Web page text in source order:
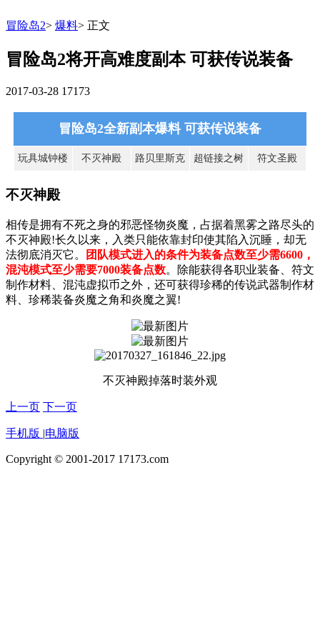
冒险岛2> 爆料> 正文
冒险岛2将开高难度副本 可获传说装备
2017-03-28 17173
冒险岛2全新副本爆料 可获传说装备
玩具城钟楼 不灭神殿 路贝里斯克 超链接之树 符文圣殿
不灭神殿
相传是拥有不死之身的邪恶怪物炎魔，占据着黑雾之路尽头的
不灭神殿!长久以来，入类只能依靠封印使其陷入沉睡，却无
法彻底消灭它。
团队模式进入的条件为装备点数至少需6600，
混沌模式至少需要7000装备点数。除能获得各职业装备、符文
制作材料、混沌虚拟币之外，还可获得珍稀的传说武器制作材
料、珍稀装备炎魔之角和炎魔之翼!
不灭神殿掉落时装外观
上一页 下一页
手机版 |电脑版
Copyright © 2001-2017 17173.com